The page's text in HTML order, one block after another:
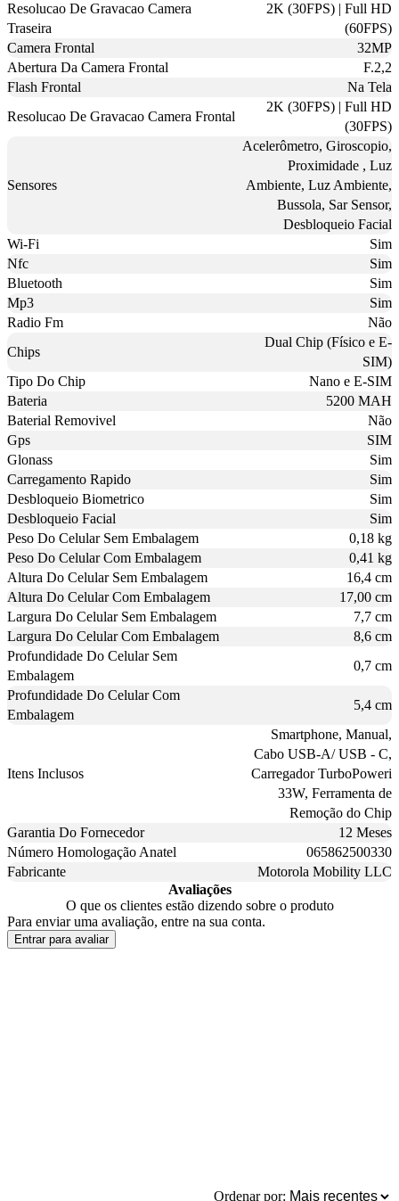
Resolucao De Gravacao Camera
Traseira
2K (30FPS) | Full HD
(60FPS)
Camera Frontal
32MP
Abertura Da Camera Frontal
F.2,2
Flash Frontal
Na Tela
Resolucao De Gravacao Camera Frontal
2K (30FPS) | Full HD
(30FPS)
Sensores
Acelerômetro, Giroscopio,
Proximidade , Luz
Ambiente, Luz Ambiente,
Bussola, Sar Sensor,
Desbloqueio Facial
Wi-Fi
Sim
Nfc
Sim
Bluetooth
Sim
Mp3
Sim
Radio Fm
Não
Chips
Dual Chip (Físico e E-
SIM)
Tipo Do Chip
Nano e E-SIM
Bateria
5200 MAH
Baterial Removivel
Não
Gps
SIM
Glonass
Sim
Carregamento Rapido
Sim
Desbloqueio Biometrico
Sim
Desbloqueio Facial
Sim
Peso Do Celular Sem Embalagem
0,18 kg
Peso Do Celular Com Embalagem
0,41 kg
Altura Do Celular Sem Embalagem
16,4 cm
Altura Do Celular Com Embalagem
17,00 cm
Largura Do Celular Sem Embalagem
7,7 cm
Largura Do Celular Com Embalagem
8,6 cm
Profundidade Do Celular Sem
Embalagem
0,7 cm
Profundidade Do Celular Com
Embalagem
5,4 cm
Itens Inclusos
Smartphone, Manual,
Cabo USB-A/ USB - C,
Carregador TurboPoweri
33W, Ferramenta de
Remoção do Chip
Garantia Do Fornecedor
12 Meses
Número Homologação Anatel
065862500330
Fabricante
Motorola Mobility LLC
Avaliações
O que os clientes estão dizendo sobre o produto
Para enviar uma avaliação, entre na sua conta.
Entrar para avaliar
Ordenar por: